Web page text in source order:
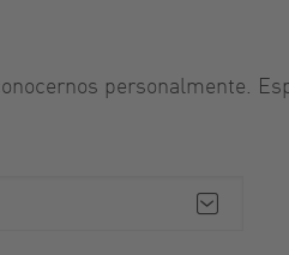
personalmente.